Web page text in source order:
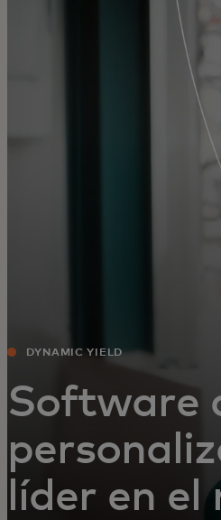
DYNAMIC YIELD
Software
líder en